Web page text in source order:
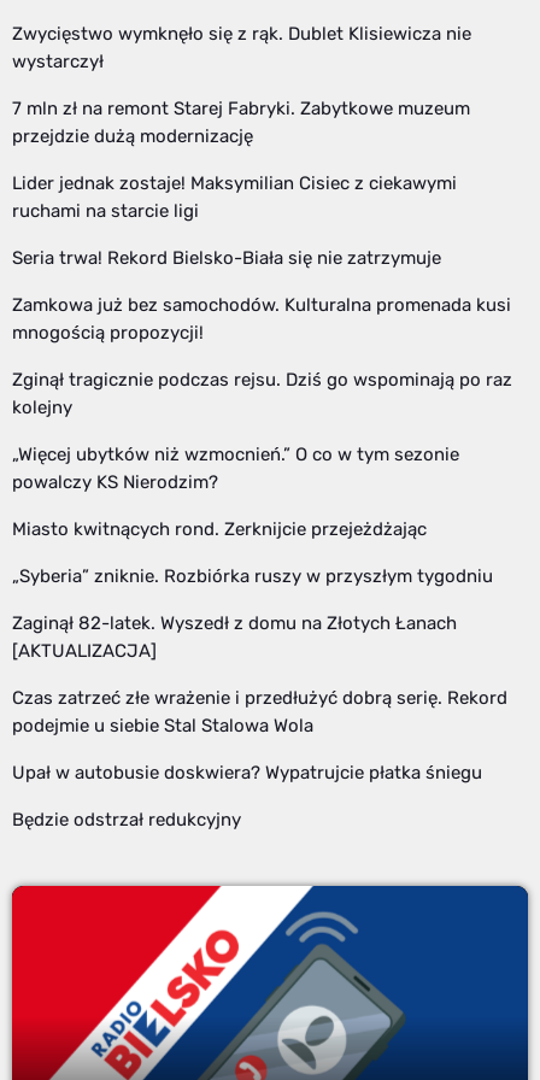
Zwycięstwo wymknęło się z rąk. Dublet Klisiewicza nie
wystarczył
7 mln zł na remont Starej Fabryki. Zabytkowe muzeum
przejdzie dużą modernizację
Lider jednak zostaje! Maksymilian Cisiec z ciekawymi
ruchami na starcie ligi
Seria trwa! Rekord Bielsko-Biała się nie zatrzymuje
Zamkowa już bez samochodów. Kulturalna promenada kusi
mnogością propozycji!
Zginął tragicznie podczas rejsu. Dziś go wspominają po raz
kolejny
„Więcej ubytków niż wzmocnień.” O co w tym sezonie
powalczy KS Nierodzim?
Miasto kwitnących rond. Zerknijcie przejeżdżając
„Syberia” zniknie. Rozbiórka ruszy w przyszłym tygodniu
Zaginął 82-latek. Wyszedł z domu na Złotych Łanach
[AKTUALIZACJA]
Czas zatrzeć złe wrażenie i przedłużyć dobrą serię. Rekord
podejmie u siebie Stal Stalowa Wola
Upał w autobusie doskwiera? Wypatrujcie płatka śniegu
Będzie odstrzał redukcyjny